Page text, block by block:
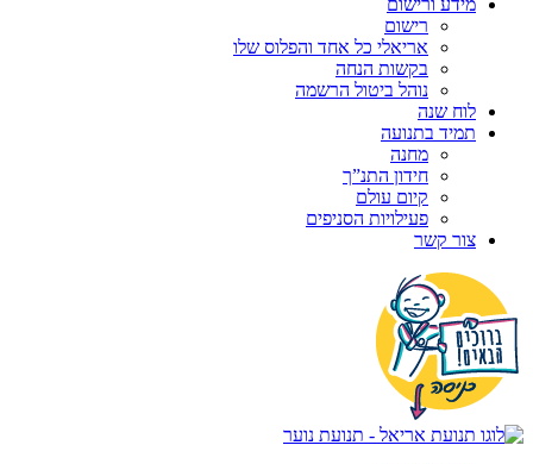
מידע ורישום
רישום
אריאלי כל אחד והפלוס שלו
בקשות הנחה
נוהל ביטול הרשמה
לוח שנה
תמיד בתנועה
מחנה
חידון התנ”ך
קיום עולם
פעילויות הסניפים
צור קשר